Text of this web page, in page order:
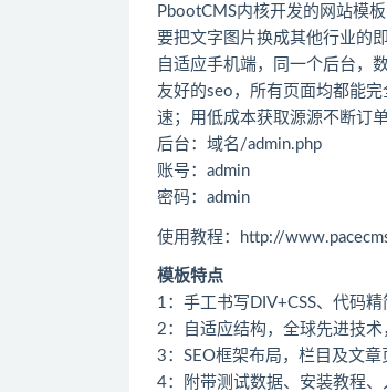
PbootCMS内核开发的网站模
要把文字图片换成其他行业的即
自适应手机端，同一个后台，
友好的seo，所有页面均都能
速；用低成本获取源源不断订单
后台：域名/admin.php
账号：admin
密码：admin
使用教程：http://
模板特点
1：手工书写DIV+CSS、代码精
2：自适应结构，全球先进技术
3：SEO框架布局，栏目及文
4：附带测试数据、安装教程、